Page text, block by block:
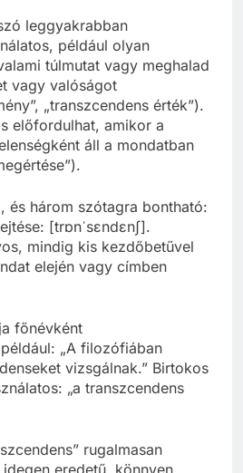
leggyakrabban
például olyan
túlmutat vagy meghalad
vagy valóságot
„transzcendens érték”).
előfordulhat, amikor a
áll a mondatban
és három szótagra bontható:
[trɒnˈsɛndɛnʃ].
mindig kis kezdőbetűvel
elején vagy címben
főnévként
„A filozófiában
vizsgálnak.” Birtokos
„a transzcendens
rugalmasan